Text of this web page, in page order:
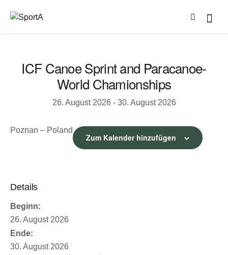
ICF Canoe Sprint and Paracanoe-
World Chamionships
26. August 2026- 30. August 2026
Poznan – Poland
Zum Kalender hinzufügen
Details
Beginn:
26. August 2026
Ende:
30. August 2026